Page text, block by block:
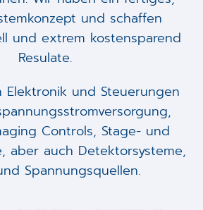
und schaffen
und extrem kostensparend
Resulate.
Elektronik und Steuerungen
Controls, Stage- und
aber auch Detektorsysteme,
Spannungsquellen.